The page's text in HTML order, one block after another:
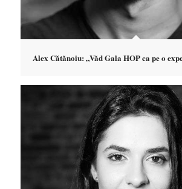
Alex Cătănoiu: „Văd Gala HOP ca pe o